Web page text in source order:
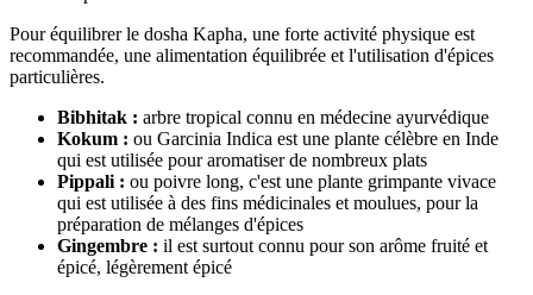
Pour équilibrer le dosha Kapha, une forte activité physique est
recommandée, une alimentation équilibrée et l'utilisation d'épices
particulières.
Bibhitak : arbre tropical connu en médecine ayurvédique
Kokum : ou Garcinia Indica est une plante célèbre en Inde
qui est utilisée pour aromatiser de nombreux plats
Pippali : ou poivre long, c'est une plante grimpante vivace
qui est utilisée à des fins médicinales et moulues, pour la
préparation de mélanges d'épices
Gingembre : il est surtout connu pour son arôme fruité et
épicé, légèrement épicé